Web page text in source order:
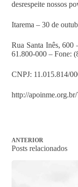
desrespeite nossos
Itarema – 30 de
Rua Santa Inês, 600
61.800-000 – Fone:
CNPJ: 11.015.814/
http://
ANTERIOR
Posts relacionados